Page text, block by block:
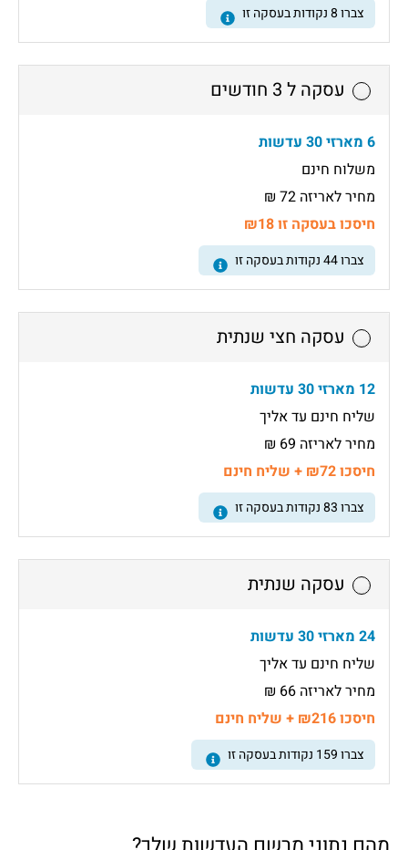
צברו8נקודות בעסקה זו
עסקה ל 3 חודשים
6 מארזי 30 עדשות
משלוח חינם
מחיר לאריזה 72 ₪
חיסכו בעסקה זו ₪18
צברו44נקודות בעסקה זו
עסקה חצי שנתית
12 מארזי 30 עדשות
שליח חינם עד אליך
מחיר לאריזה 69 ₪
חיסכו ₪72 + שליח חינם
צברו83נקודות בעסקה זו
עסקה שנתית
24 מארזי 30 עדשות
שליח חינם עד אליך
מחיר לאריזה 66 ₪
חיסכו ₪216 + שליח חינם
צברו159 נקודות בעסקה זו